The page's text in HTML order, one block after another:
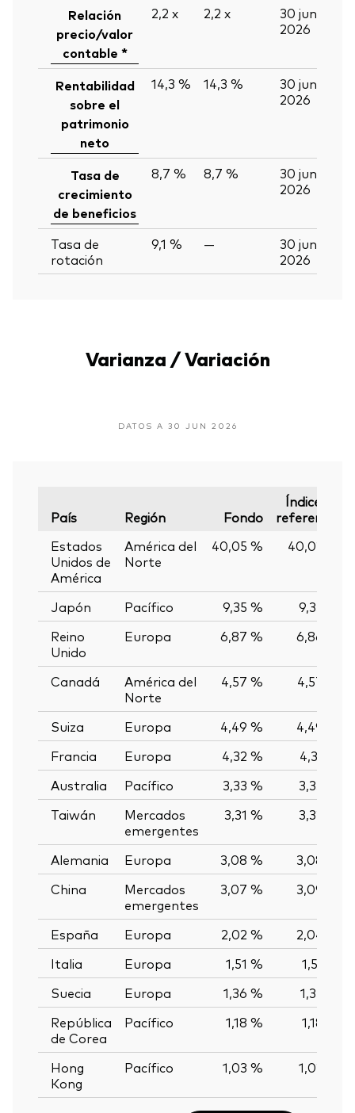
Relación
precio/valor
contable *
2,2 x 2,2 x
30 jun
2026
Rentabilidad
sobre el
patrimonio
neto
14,3 % 14,3 %
30 jun
2026
Tasa de
crecimiento
de beneficios
8,7 % 8,7 %
30 jun
2026
Tasa de
rotación
9,1 % —
30 jun
2026
Varianza / Variación
DATOS A 30 JUN 2026
País Región Fondo
Índice de
referencia
Estados
Unidos de
América
América del
Norte
40,05 % 40,02 %
Japón Pacífico 9,35 %
9,35 %
Reino
Unido
Europa 6,87 % 6,86 %
Canadá
América del
Norte
4,57 % 4,57 %
Suiza Europa 4,49 %
4,49 %
Francia
Europa 4,32 %
4,31 %
Australia
Pacífico 3,33 %
3,33 %
Taiwán
Mercados
emergentes
3,31 % 3,32 %
Alemania Europa 3,08 %
3,08 %
China
Mercados
emergentes
3,07 % 3,09 %
España Europa 2,02 %
2,04 %
Italia
Europa 1,51 %
1,51 %
Suecia
Europa 1,36 %
1,35 %
República
de Corea
Pacífico 1,18 % 1,18 %
Hong
Kong
Pacífico 1,03 % 1,02 %